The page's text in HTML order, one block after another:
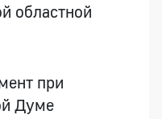
областной
при
Думе